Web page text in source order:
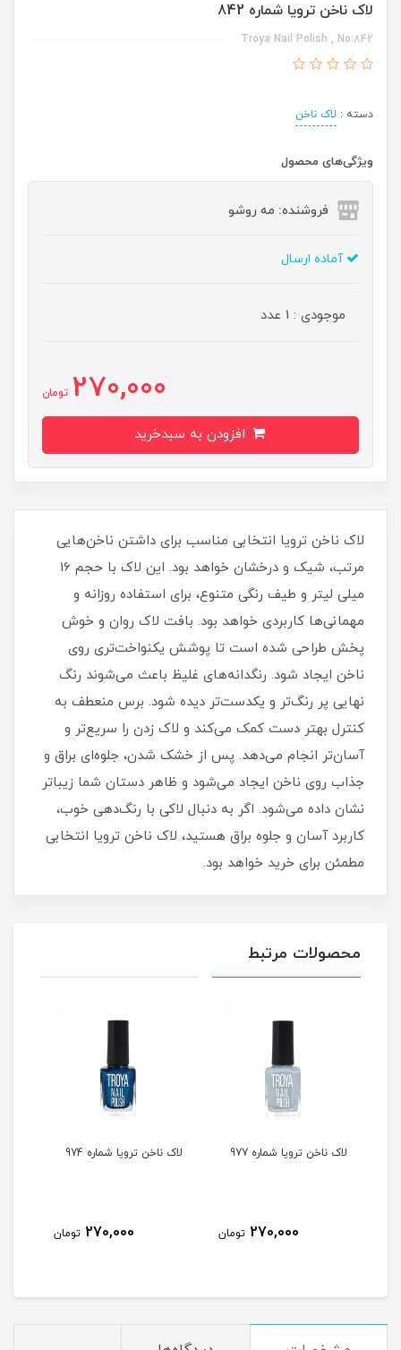
لاک ناخن ترویا شماره 842
Troya Nail Polish , No:842
دسته : لاک ناخن
ویژگی‌های محصول
فروشنده: مه رو‌شو
آماده ارسال
موجودی : 1 عدد
270,000 تومان
لاک ناخن ترویا انتخابی مناسب برای داشتن ناخن‌هایی
مرتب، شیک و درخشان خواهد بود. این لاک با حجم 16
میلی‌ لیتر و طیف رنگی متنوع، برای استفاده روزانه و
مهمانی‌ها کاربردی خواهد بود. بافت لاک روان و خوش‌
پخش طراحی شده است تا پوشش یکنواخت‌تری روی
ناخن ایجاد شود. رنگدانه‌های غلیظ باعث می‌شوند رنگ
نهایی پر رنگ‌تر و یکدست‌تر دیده شود. برس منعطف به
کنترل بهتر دست کمک می‌کند و لاک زدن را سریع‌تر و
آسان‌تر انجام می‌دهد. پس از خشک شدن، جلوه‌ای براق و
جذاب روی ناخن ایجاد می‌شود و ظاهر دستان شما زیباتر
نشان داده می‌شود. اگر به دنبال لاکی با رنگ‌دهی خوب،
کاربرد آسان و جلوه براق هستید، لاک ناخن ترویا انتخابی
مطمئن برای خرید خواهد بود.
محصولات مرتبط
لاک ناخن ترویا شماره 977
270,000 تومان
لاک ناخن ترویا شماره 974
270,000 تومان